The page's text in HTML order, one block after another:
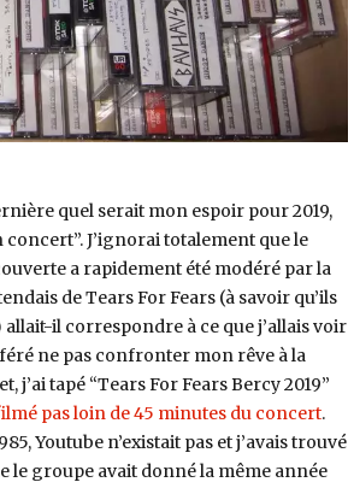
quel serait mon espoir pour 2019,
J’ignorai totalement que le
a rapidement été modéré par la
de Tears For Fears (à savoir qu’ils
il correspondre à ce que j’allais voir
ne pas confronter mon rêve à la
tapé “Tears For Fears Bercy 2019”
pas loin de 45 minutes du concert.
Youtube n’existait pas et j’avais trouvé
le groupe avait donné la même année